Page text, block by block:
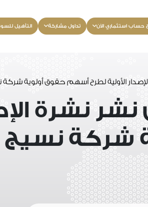
حساب استثماري الآن تداول مشاركة التأهيل
الأولية لطرح أسهم حقوق أولوية شركة
نشرة
نسيج